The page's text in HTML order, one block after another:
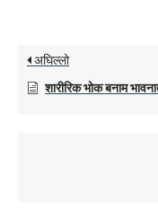
अघिल्लो
शारीरिक भोक बनाम